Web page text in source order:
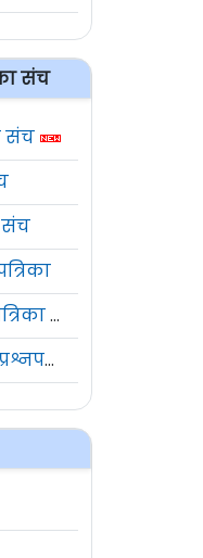
संच
संच
संच
विक्रीकर निरीक्षक प्रश्नपत्रिका संच
सहाय्यक कक्ष अधिकारी प्रश्नपत्रिका संच